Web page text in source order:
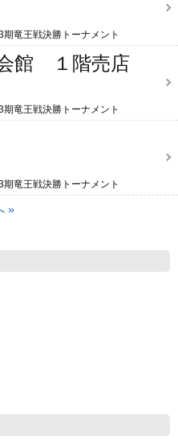
期竜王戦決勝トーナメント
館 １階売店
期竜王戦決勝トーナメント
期竜王戦決勝トーナメント
»